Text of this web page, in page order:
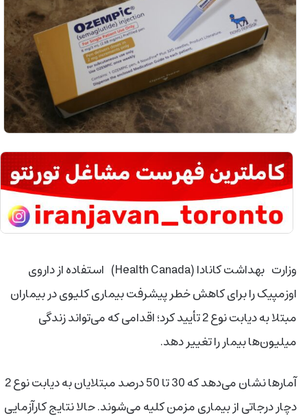
وزارت بهداشت کانادا (Health Canada) استفاده از داروی
اوزمپیک را برای کاهش خطر پیشرفت بیماری کلیوی در بیماران
مبتلا به دیابت نوع 2 تأیید کرد؛ اقدامی که می‌تواند زندگی
میلیون‌ها بیمار را تغییر دهد.
آمارها نشان می‌دهد که 30 تا 50 درصد مبتلایان به دیابت نوع
2
دچار درجاتی از بیماری مزمن کلیه می‌شوند. حالا نتایج کارآزمایی